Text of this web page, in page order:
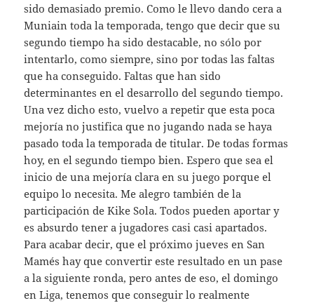
sido demasiado premio. Como le llevo dando cera a
Muniain toda la temporada, tengo que decir que su
segundo tiempo ha sido destacable, no sólo por
intentarlo, como siempre, sino por todas las faltas
que ha conseguido. Faltas que han sido
determinantes en el desarrollo del segundo tiempo.
Una vez dicho esto, vuelvo a repetir que esta poca
mejoría no justifica que no jugando nada se haya
pasado toda la temporada de titular. De todas formas
hoy, en el segundo tiempo bien. Espero que sea el
inicio de una mejoría clara en su juego porque el
equipo lo necesita. Me alegro también de la
participación de Kike Sola. Todos pueden aportar y
es absurdo tener a jugadores casi casi apartados.
Para acabar decir, que el próximo jueves en San
Mamés hay que convertir este resultado en un pase
a la siguiente ronda, pero antes de eso, el domingo
en Liga, tenemos que conseguir lo realmente